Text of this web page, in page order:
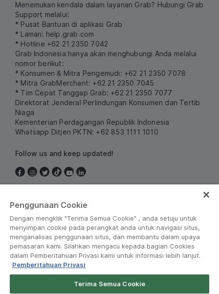
Menemukan kendala dalam layanan Grab? Hubungi Grab
Support melalui:
* Pusat Bantuan di aplikasi Grab
* Laman: help.grab.com
* Hotline +62 21 2350 7042
Grab Indonesia hanya akan menghubungi Anda melalui
nomor berikut:
* Konsumen & Mitra Pengemudi: +62 21 2350 7078
* Mitra GrabMerchant: +62 21 2350 7045
* Tim Cepat Tanggap Grab: +62 21 2350 7077
Direktorat Jenderal Perlindungan Konsumen dan Tertib
Niaga
Kementerian Perdagangan Republik Indonesia
Whatsapp Ditjen PKTN: +62 853 1111 1010
Follow us and keep updated!
Penggunaan Cookie
Dengan mengklik "Terima Semua Cookie" , anda setuju untuk
menyimpan cookie pada perangkat anda untuk navigasi situs,
menganalisas penggunaan situs, dan membantu dalam upaya
pemasaran kami. Silahkan mengacu kepada bagian Cookies
dalam Pemberitahuan Privasi kami untuk informasi lebih lanjut.
Pemberitahuan Privasi
Terima Semua Cookie